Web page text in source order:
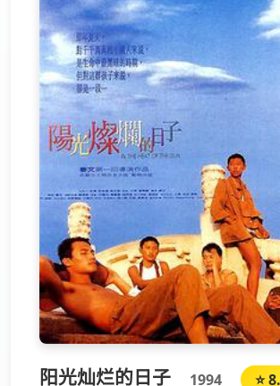
阳光灿烂的日子 1994
⭐